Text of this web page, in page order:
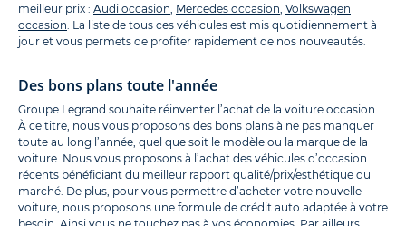
meilleur prix : Audi occasion Mercedes occasion Volkswagen
occasion . La liste de tous ces véhicules est mis quotidiennement à
jour et vous permets de profiter rapidement de nos nouveautés.
Des bons plans toute l'année
Groupe Legrand souhaite réinventer l’achat de la voiture occasion.
À ce titre, nous vous proposons des bons plans à ne pas manquer
toute au long l’année, quel que soit le modèle ou la marque de la
voiture. Nous vous proposons à l’achat des véhicules d’occasion
récents bénéficiant du meilleur rapport qualité/prix/esthétique du
marché. De plus, pour vous permettre d’acheter votre nouvelle
voiture, nous proposons une formule de crédit auto adaptée à votre